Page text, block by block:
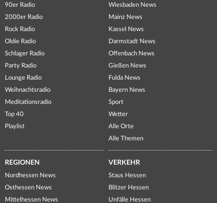
90er Radio
2000er Radio
Rock Radio
Oldie Radio
Schlager Radio
Party Radio
Lounge Radio
Weihnachtsradio
Meditationsradio
Top 40
Playlist
Wiesbaden News
Mainz News
Kassel News
Darmstadt News
Offenbach News
Gießen News
Fulda News
Bayern News
Sport
Wetter
Alle Orte
Alle Themen
REGIONEN
Nordhessen News
Osthessen News
Mittelhessen News
VERKEHR
Staus Hessen
Blitzer Hessen
Unfälle Hessen